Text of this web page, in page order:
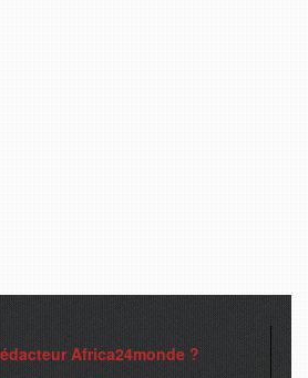
Africa24monde ?